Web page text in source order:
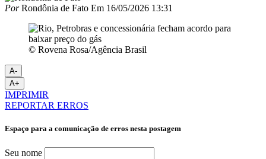
PorRondônia de Fato Em 16/05/2026 13:31
© Rovena Rosa/Agência Brasil
A-
A+
IMPRIMIR
REPORTAR ERROS
Espaço para a comunicação de erros nesta postagem
Seu nome